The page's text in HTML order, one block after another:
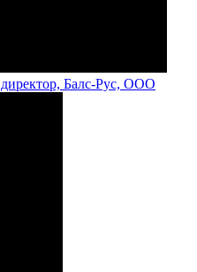
Балс-Рус, ООО